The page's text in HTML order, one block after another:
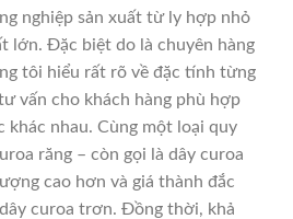
nghiệp sản xuất từ ly hợp nhỏ
lớn. Đặc biệt do là chuyên hàng
tôi hiểu rất rõ về đặc tính từng
vấn cho khách hàng phù hợp
khác nhau. Cùng một loại quy
răng – còn gọi là dây curoa
cao hơn và giá thành đắc
curoa trơn. Đồng thời, khả